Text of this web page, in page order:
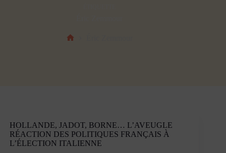
HOLLANDE, JADOT, BORNE… L’AVEUGLE
RÉACTION DES POLITIQUES FRANÇAIS À
L’ÉLECTION ITALIENNE